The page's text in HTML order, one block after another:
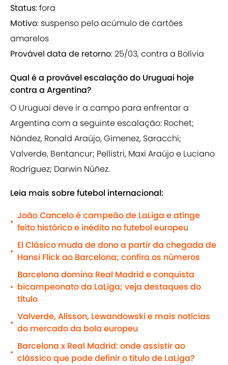
Status: fora
Motivo: suspenso pelo acúmulo de cartões
amarelos
Provável data de retorno: 25/03, contra a Bolívia
Qual é a provável escalação do Uruguai hoje
contra a Argentina?
O Uruguai deve ir a campo para enfrentar a
Argentina com a seguinte escalação: Rochet;
Nández, Ronald Araújo, Gimenez, Saracchi;
Valverde, Bentancur; Pellistri, Maxi Araújo e Luciano
Rodríguez; Darwin Núñez.
Leia mais sobre futebol internacional:
•
João Cancelo é campeão de LaLiga e atinge
feito histórico e inédito no futebol europeu
•
El Clásico muda de dono a partir da chegada de
Hansi Flick ao Barcelona; confira os números
•
Barcelona domina Real Madrid e conquista
bicampeonato da LaLiga; veja destaques do
título
•
Valverde, Alisson, Lewandowski e mais notícias
do mercado da bola europeu
•
Barcelona x Real Madrid: onde assistir ao
clássico que pode definir o título de LaLiga?